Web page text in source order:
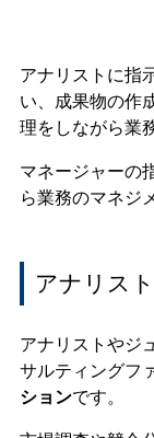
アナリストに指
い、成果物の作
理をしながら業
マネージャーの
ら業務のマネジ
アナリス
アナリストやジ
サルティングフ
ションです。